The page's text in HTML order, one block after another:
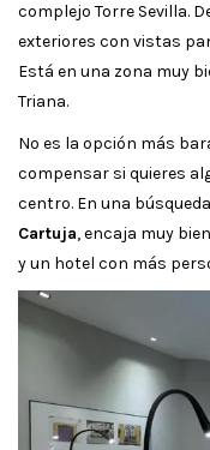
complejo Torre Sevilla.
exteriores con vistas
Está en una zona muy
Triana.
No es la opción más
compensar si quieres
centro. En una
Cartuja, encaja muy
y un hotel con más